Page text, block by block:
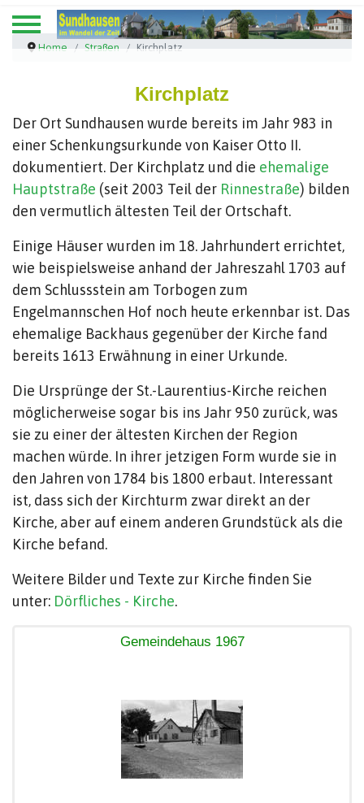
Home Straßen Kirchplatz
Kirchplatz
Der Ort Sundhausen wurde bereits im Jahr 983 in
einer Schenkungsurkunde von Kaiser Otto II.
dokumentiert. Der Kirchplatz und die ehemalige
Hauptstraße (seit 2003 Teil der Rinnestraße) bilden
den vermutlich ältesten Teil der Ortschaft.
Einige Häuser wurden im 18. Jahrhundert errichtet,
wie beispielsweise anhand der Jahreszahl 1703 auf
dem Schlussstein am Torbogen zum
Engelmannschen Hof noch heute erkennbar ist. Das
ehemalige Backhaus gegenüber der Kirche fand
bereits 1613 Erwähnung in einer Urkunde.
Die Ursprünge der St.-Laurentius-Kirche reichen
möglicherweise sogar bis ins Jahr 950 zurück, was
sie zu einer der ältesten Kirchen der Region
machen würde. In ihrer jetzigen Form wurde sie in
den Jahren von 1784 bis 1800 erbaut. Interessant
ist, dass sich der Kirchturm zwar direkt an der
Kirche, aber auf einem anderen Grundstück als die
Kirche befand.
Weitere Bilder und Texte zur Kirche finden Sie
unter: Dörfliches - Kirche.
Gemeindehaus 1967